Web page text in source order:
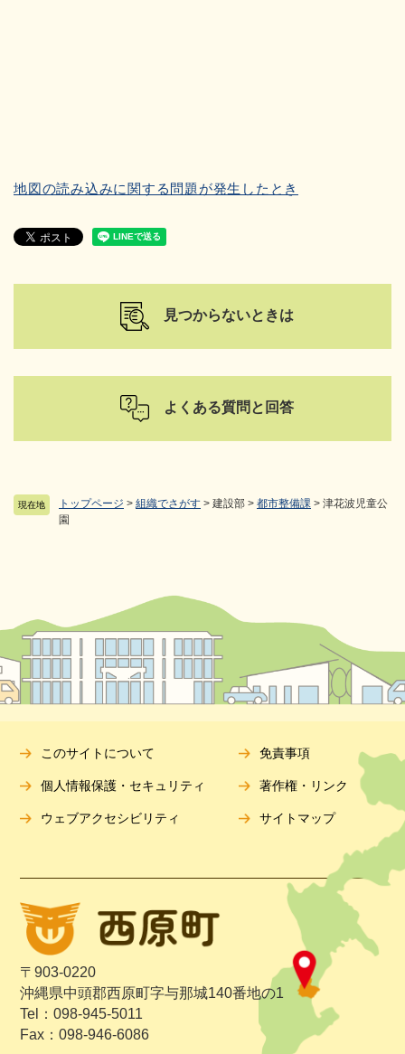
現在地 トップページ > 組織でさがす > 建設部 > 都市整備課 > 津花波児童公
園
地図の読み込みに関する問題が発生したとき
見つからないときは
よくある質問と回答
〒903-0220
沖縄県中頭郡西原町字与那城140番地の1
Tel：098-945-5011
Fax：098-946-6086
このサイトについて 免責事項
個人情報保護・セキュリティ 著作権・リンク
ウェブアクセシビリティ サイトマップ